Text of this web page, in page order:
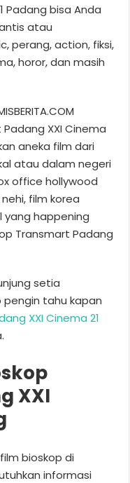
Padang bisa Anda
atau
perang, action, fiksi,
horor, dan masih
XXI Cinema
aneka film dari
atau dalam negeri
office hollywood
film korea
yang happening
Transmart Padang
setia
pengin tahu kapan
XXI Cinema 21
XXI
bioskop di
informasi